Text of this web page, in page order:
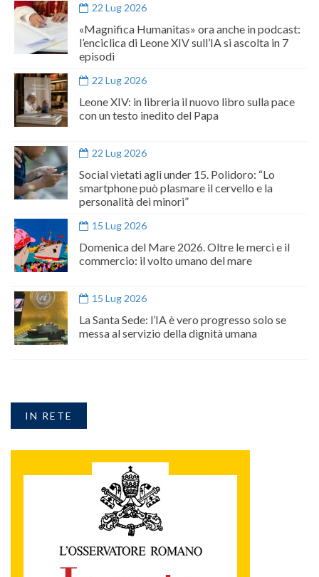
22 Lug 2026
«Magnifica Humanitas» ora anche in podcast:
l’enciclica di Leone XIV sull’IA si ascolta in 7
episodi
22 Lug 2026
Leone XIV: in libreria il nuovo libro sulla pace
con un testo inedito del Papa
22 Lug 2026
Social vietati agli under 15. Polidoro: “Lo
smartphone può plasmare il cervello e la
personalità dei minori”
15 Lug 2026
Domenica del Mare 2026. Oltre le merci e il
commercio: il volto umano del mare
15 Lug 2026
La Santa Sede: l’IA è vero progresso solo se
messa al servizio della dignità umana
IN RETE